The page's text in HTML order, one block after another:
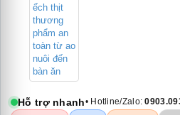
Hỗ trợ nhanh• Hotline/Zalo: